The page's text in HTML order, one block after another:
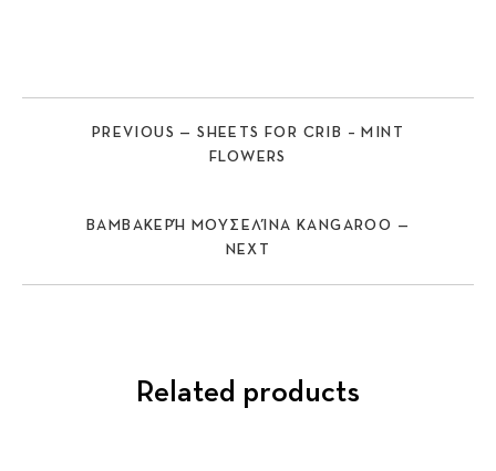
PREVIOUS — SHEETS FOR CRIB – MINT
FLOWERS
ΒΑΜΒΑΚΕΡΉ ΜΟΥΣΕΛΊΝΑ KANGAROO —
NEXT
Related products
Previous